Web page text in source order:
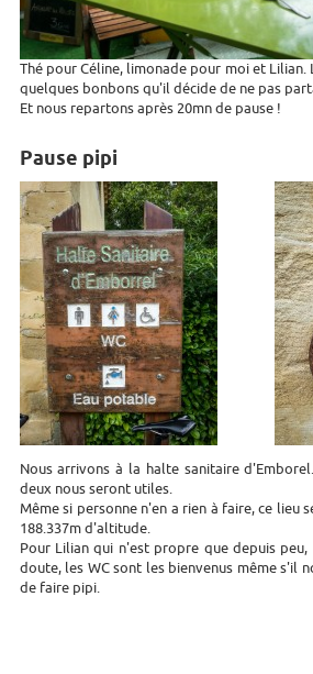
Thé pour Céline, limonade pour moi et
quelques bonbons qu'il décide de ne pas
Et nous repartons après 20mn de pause !
Pause pipi
Nous arrivons à la halte sanitaire
deux nous seront utiles.
Même si personne n'en a rien à faire, ce lieu
188.337m d'altitude.
Pour Lilian qui n'est propre que depuis
doute, les WC sont les bienvenus même s'il
de faire pipi.